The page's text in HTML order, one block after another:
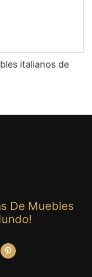
italianos de
De Muebles